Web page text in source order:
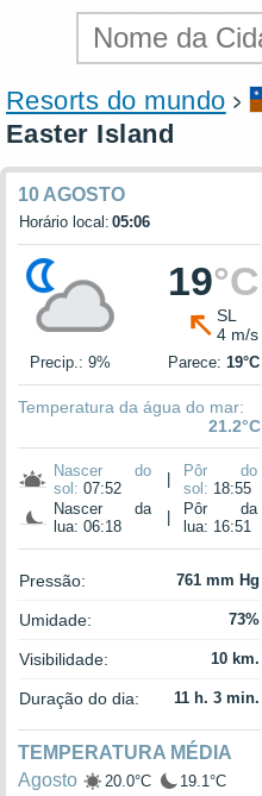
Resorts do mundo
Easter Island
10 AGOSTO
Horário local: 05:06
19°C
SL
4 m/s
Precip.: 9% Parece: 19°C
Temperatura da água do mar:
21.2°C
Nascer do
sol: 07:52
Pôr do
sol: 18:55
Nascer da
lua: 06:18
Pôr da
lua: 16:51
Pressão: 761 mm Hg
Umidade: 73%
Visibilidade: 10 km.
Duração do dia: 11 h. 3 min.
TEMPERATURA MÉDIA
Agosto
20.0°C 19.1°C